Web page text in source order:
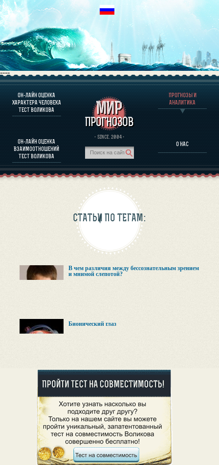
----
ОН-ЛАЙН ОЦЕНКА
ХАРАКТЕРА ЧЕЛОВЕКА
ТЕСТ ВОЛИКОВА
ОН-ЛАЙН ОЦЕНКА
ВЗАИМООТНОШЕНИЙ
ТЕСТ ВОЛИКОВА
· SINCE. 2004 ·
ПРОГНОЗЫ И
АНАЛИТИКА
О НАС
О ПРОГРАММЕ
ОЦЕНКА ХАРАКТЕРA ЧЕЛОВЕКА
ОЦЕНКА ХАРАКТЕРА ВЫДАЮЩИХСЯ ЛИЧНОСТЕЙ
О ПРОГРАММЕ
ПРОГНОЗЫ И АНАЛИТИКА
СТАТЬИ ПО ТЕГАМ:
В чем различия между бессознательным зрением
и мнимой слепотой?
Бионический глаз